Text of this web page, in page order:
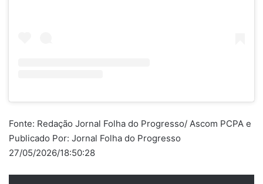
Fonte: Redação Jornal Folha do Progresso/ Ascom PCPA e
Publicado Por: Jornal Folha do Progresso
27/05/2026/18:50:28